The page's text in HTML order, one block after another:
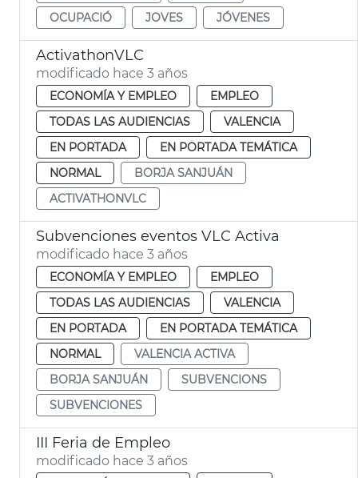
OCUPACIÓ
JOVES JÓVENES
ActivathonVLC
modificado hace 3 años
ECONOMÍA Y EMPLEO
EMPLEO
TODAS LAS AUDIENCIAS
VALENCIA
EN PORTADA
EN PORTADA TEMÁTICA
NORMAL
BORJA SANJUÁN
ACTIVATHONVLC
Subvenciones eventos VLC Activa
modificado hace 3 años
ECONOMÍA Y EMPLEO
EMPLEO
TODAS LAS AUDIENCIAS
VALENCIA
EN PORTADA
EN PORTADA TEMÁTICA
NORMAL
VALENCIA ACTIVA
BORJA SANJUÁN
SUBVENCIONS
SUBVENCIONES
III Feria de Empleo
modificado hace 3 años